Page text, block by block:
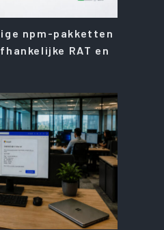
npm-pakketten
RAT en